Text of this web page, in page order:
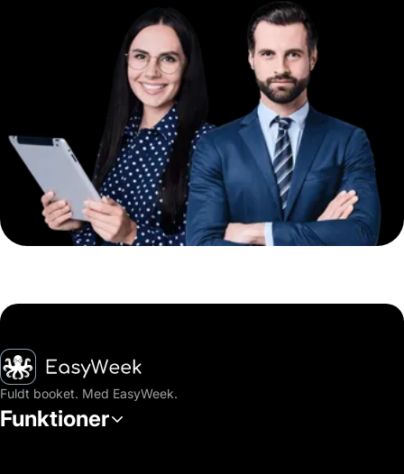
Hjem
Fuldt booket. Med EasyWeek.
Funktioner